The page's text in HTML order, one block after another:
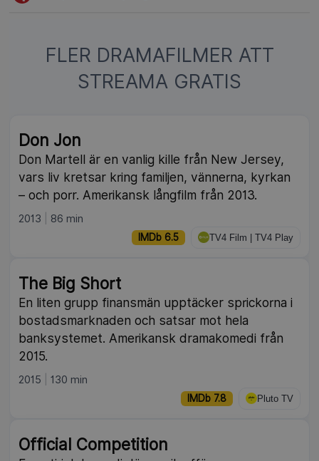
FLER DRAMAFILMER ATT
STREAMA GRATIS
Don Jon
Don Martell är en vanlig kille från New Jersey,
vars liv kretsar kring familjen, vännerna, kyrkan
– och porr. Amerikansk långfilm från 2013.
2013 86 min
IMDb 6.5 TV4 Film | TV4 Play
The Big Short
En liten grupp finansmän upptäcker sprickorna i
bostadsmarknaden och satsar mot hela
banksystemet. Amerikansk dramakomedi från
2015.
2015 130 min
IMDb 7.8 Pluto TV
Official Competition